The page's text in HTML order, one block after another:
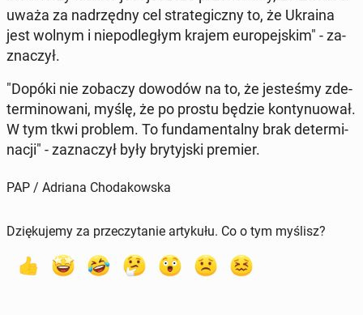
uważa za nad­rzęd­ny cel stra­te­gicz­ny to, że Ukraina
jest wolnym i nie­pod­le­głym krajem eu­ro­pej­skim" - za­
zna­czył.
"Dopóki nie zobaczy dowodów na to, że je­ste­śmy zde­
ter­mi­no­wa­ni, myślę, że po prostu będzie kon­ty­nu­ował.
W tym tkwi problem. To fun­da­men­tal­ny brak de­ter­mi­
na­cji" - za­zna­czył były bry­tyj­ski premier.
PAP / Adriana Chodakowska
Dziękujemy za przeczytanie artykułu. Co o tym myślisz?